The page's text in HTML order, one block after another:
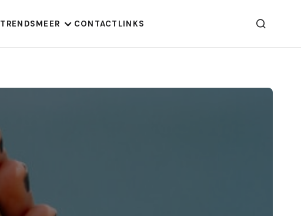
TRENDSMEER CONTACT LINKS